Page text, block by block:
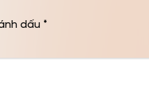
dấu *